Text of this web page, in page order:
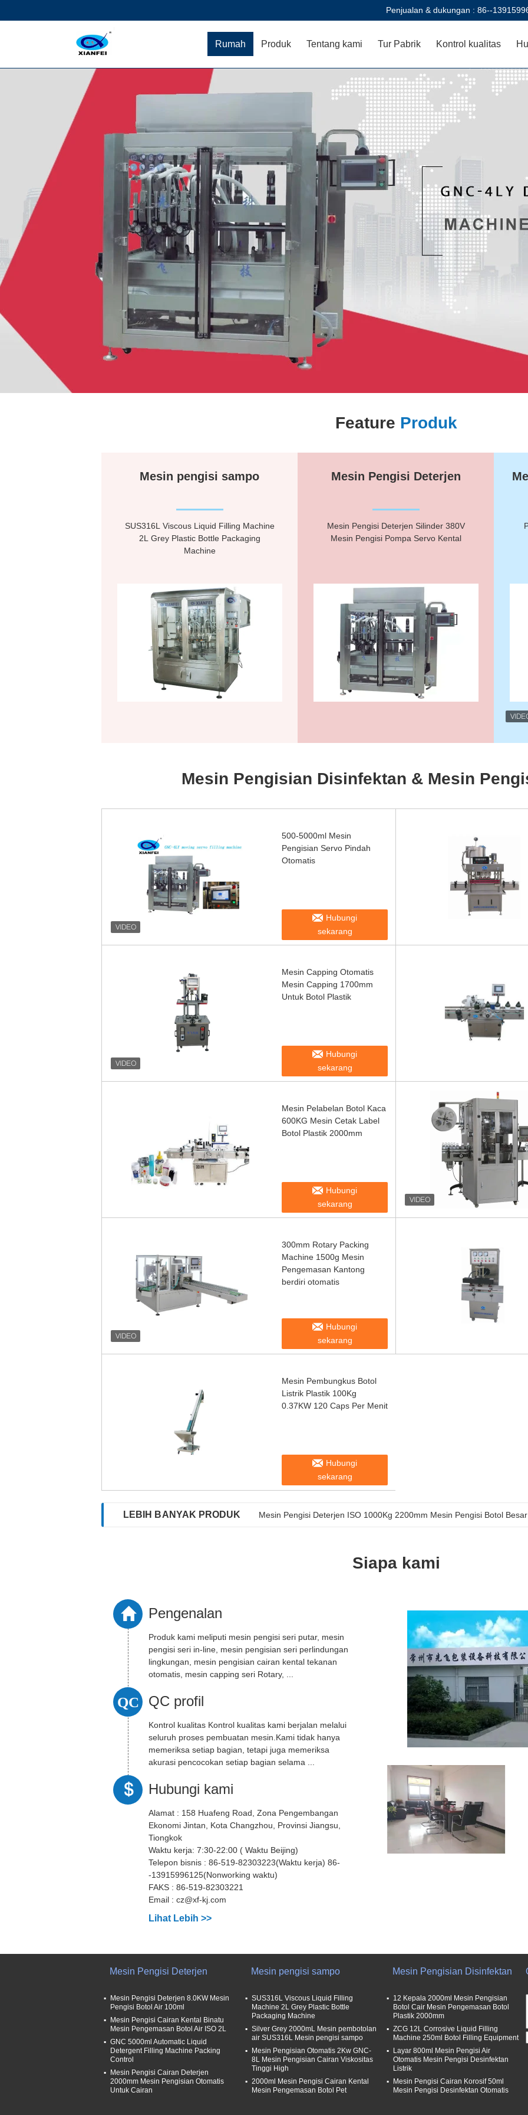
Penjualan & dukungan : 86--
Rumah Produk Tentang kami Tur Pabrik Kontrol kualitas
Feature Produk
Mesin pengisi sampo
SUS316L Viscous Liquid Filling Machine
2L Grey Plastic Bottle Packaging
Machine
Mesin Pengisi Deterjen
Mesin Pengisi Deterjen Silinder 380V
Mesin Pengisi Pompa Servo Kental
Mesin Pengisian Disinfektan & Mesin
500-5000ml Mesin
Pengisian Servo Pindah
Otomatis
Hubungi
sekarang
Mesin Capping Otomatis
Mesin Capping 1700mm
Untuk Botol Plastik
Hubungi
sekarang
Mesin Pelabelan Botol Kaca
600KG Mesin Cetak Label
Botol Plastik 2000mm
Hubungi
sekarang
300mm Rotary Packing
Machine 1500g Mesin
Pengemasan Kantong
berdiri otomatis
Hubungi
sekarang
Mesin Pembungkus Botol
Listrik Plastik 100Kg
0.37KW 120 Caps Per Menit
Hubungi
sekarang
LEBIH BANYAK PRODUK Mesin Pengisi Deterjen ISO 1000Kg 2200mm Mesin Pengisi Botol Besar
Siapa kami
Pengenalan
Produk kami meliputi mesin pengisi seri putar, mesin
pengisi seri in-line, mesin pengisian seri perlindungan
lingkungan, mesin pengisian cairan kental tekanan
otomatis, mesin capping seri Rotary, ...
QC QC profil
Kontrol kualitas Kontrol kualitas kami berjalan melalui
seluruh proses pembuatan mesin.Kami tidak hanya
memeriksa setiap bagian, tetapi juga memeriksa
akurasi pencocokan setiap bagian selama ...
Hubungi kami
Alamat : 158 Huafeng Road, Zona Pengembangan
Ekonomi Jintan, Kota Changzhou, Provinsi Jiangsu,
Tiongkok
Waktu kerja:
7:30-22:00 ( Waktu Beijing)
Telepon bisnis : 86-519-82303223(Waktu kerja) 86-
-13915996125(Nonworking waktu)
FAKS : 86-519-82303221
Email : cz@xf-kj.com
Lihat Lebih >>
Mesin Pengisi Deterjen
Mesin Pengisi Deterjen 8.0KW Mesin
Pengisi Botol Air 100ml
Mesin Pengisi Cairan Kental Binatu
Mesin Pengemasan Botol Air ISO 2L
GNC 5000ml Automatic Liquid
Detergent Filling Machine Packing
Control
Mesin Pengisi Cairan Deterjen
2000mm Mesin Pengisian Otomatis
Untuk Cairan
Mesin pengisi sampo
SUS316L Viscous Liquid Filling
Machine 2L Grey Plastic Bottle
Packaging Machine
Silver Grey 2000mL Mesin pembotolan
air SUS316L Mesin pengisi sampo
Mesin Pengisian Otomatis 2Kw GNC-
8L Mesin Pengisian Cairan Viskositas
Tinggi High
2000ml Mesin Pengisi Cairan Kental
Mesin Pengemasan Botol Pet
Mesin Pengisian Disinfektan
12 Kepala 2000ml Mesin Pengisian
Botol Cair Mesin Pengemasan Botol
Plastik 2000mm
ZCG 12L Corrosive Liquid Filling
Machine 250ml Botol Filling Equipment
Layar 800ml Mesin Pengisi Air
Otomatis Mesin Pengisi Desinfektan
Listrik
Mesin Pengisi Cairan Korosif 50ml
Mesin Pengisi Desinfektan Otomatis